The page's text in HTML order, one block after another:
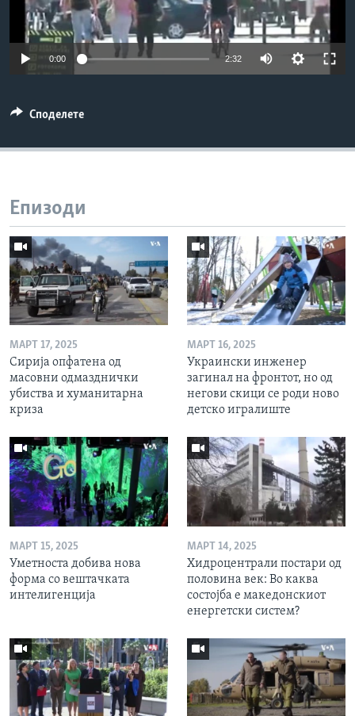
ИНТЕРВЈУА
Јазици
0:00 2:32
Споделете
Епизоди
МАРТ 17, 2025
Сирија опфатена од
масовни одмазднички
убиства и хуманитарна
криза
МАРТ 16, 2025
Украински инженер
загинал на фронтот, но од
негови скици се роди ново
детско игралиште
МАРТ 15, 2025
Уметноста добива нова
форма со вештачката
интелигенција
МАРТ 14, 2025
Хидроцентрали постари од
половина век: Во каква
состојба е македонскиот
енергетски систем?